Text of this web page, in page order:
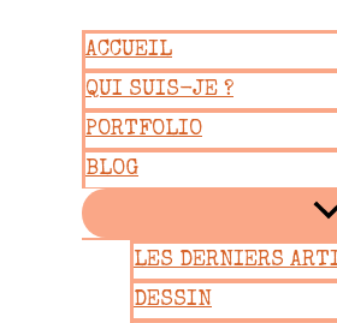
contenu
ACCUEIL
QUI SUIS-JE ?
PORTFOLIO
BLOG
LES DERNIERS
DESSIN